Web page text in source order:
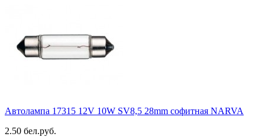
Автолампа 17315 12V 10W SV8,5 28mm софитная NARVA
2.50 бел.руб.